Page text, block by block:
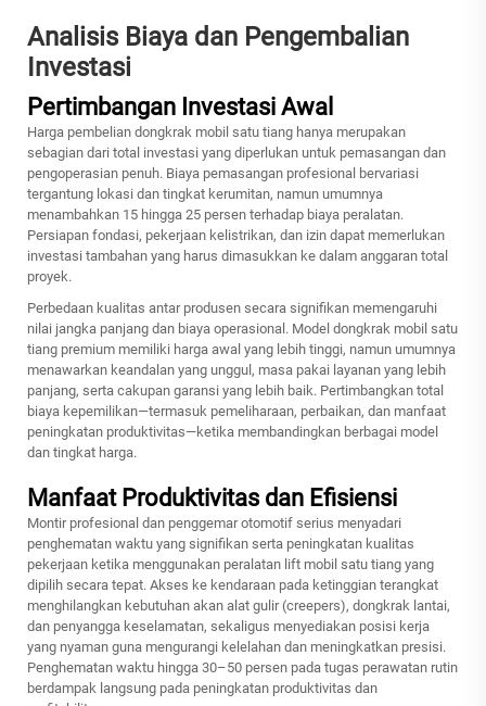
Analisis Biaya dan Pengembalian
Investasi
Pertimbangan Investasi Awal
Harga pembelian dongkrak mobil satu tiang hanya merupakan
sebagian dari total investasi yang diperlukan untuk pemasangan dan
pengoperasian penuh. Biaya pemasangan profesional bervariasi
tergantung lokasi dan tingkat kerumitan, namun umumnya
menambahkan 15 hingga 25 persen terhadap biaya peralatan.
Persiapan fondasi, pekerjaan kelistrikan, dan izin dapat memerlukan
investasi tambahan yang harus dimasukkan ke dalam anggaran total
proyek.
Perbedaan kualitas antar produsen secara signifikan memengaruhi
nilai jangka panjang dan biaya operasional. Model dongkrak mobil satu
tiang premium memiliki harga awal yang lebih tinggi, namun umumnya
menawarkan keandalan yang unggul, masa pakai layanan yang lebih
panjang, serta cakupan garansi yang lebih baik. Pertimbangkan total
biaya kepemilikan—termasuk pemeliharaan, perbaikan, dan manfaat
peningkatan produktivitas—ketika membandingkan berbagai model
dan tingkat harga.
Manfaat Produktivitas dan Efisiensi
Montir profesional dan penggemar otomotif serius menyadari
penghematan waktu yang signifikan serta peningkatan kualitas
pekerjaan ketika menggunakan peralatan lift mobil satu tiang yang
dipilih secara tepat. Akses ke kendaraan pada ketinggian terangkat
menghilangkan kebutuhan akan alat gulir (creepers), dongkrak lantai,
dan penyangga keselamatan, sekaligus menyediakan posisi kerja
yang nyaman guna mengurangi kelelahan dan meningkatkan presisi.
Penghematan waktu hingga 30–50 persen pada tugas perawatan rutin
berdampak langsung pada peningkatan produktivitas dan